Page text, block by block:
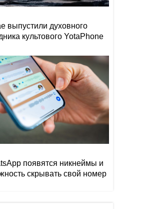
выпустили духовного
культового YotaPhone
появятся никнеймы и
скрывать свой номер